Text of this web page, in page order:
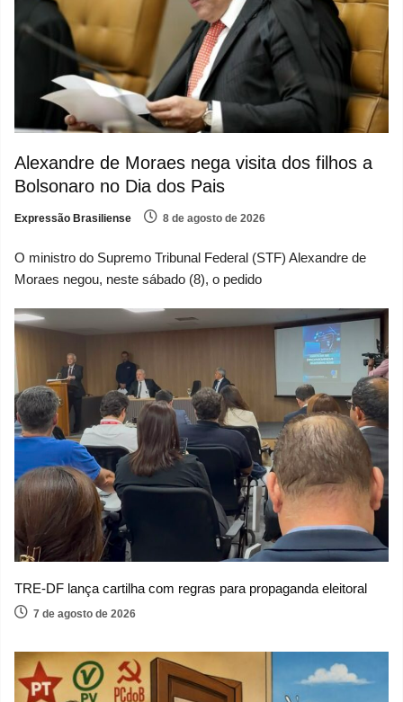
Alexandre de Moraes nega visita dos filhos a
Bolsonaro no Dia dos Pais
Expressão Brasiliense 8 de agosto de 2026
O ministro do Supremo Tribunal Federal (STF) Alexandre de
Moraes negou, neste sábado (8), o pedido
TRE-DF lança cartilha com regras para propaganda eleitoral
7 de agosto de 2026